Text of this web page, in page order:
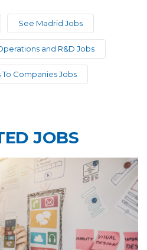
See Madrid Jobs
and R&D Jobs
Companies Jobs
JOBS